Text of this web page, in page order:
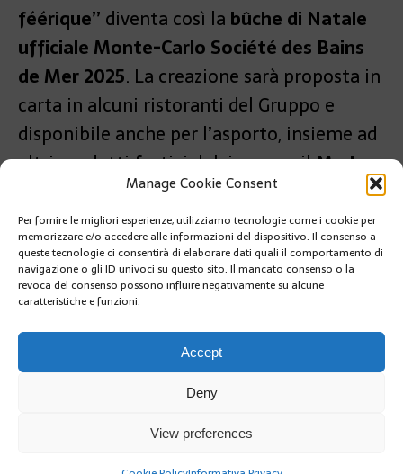
Manage Cookie Consent
Per fornire le migliori esperienze, utilizziamo tecnologie come i cookie per
memorizzare e/o accedere alle informazioni del dispositivo. Il consenso a
queste tecnologie ci consentirà di elaborare dati quali il comportamento di
navigazione o gli ID univoci su questo sito. Il mancato consenso o la
revoca del consenso possono influire negativamente su alcune
caratteristiche e funzioni.
Accept
Deny
View preferences
féérique” diventa così la bûche di Natale
ufficiale Monte-Carlo Société des Bains
de Mer 2025. La creazione sarà proposta in
carta in alcuni ristoranti del Gruppo e
disponibile anche per l’asporto, insieme ad
altri prodotti festivi dolci, presso ilMada
PRÉCÉDENT
LICEO ALBERT Ier: POSSIBILI EVACUAZIONI
PREVENTIVE